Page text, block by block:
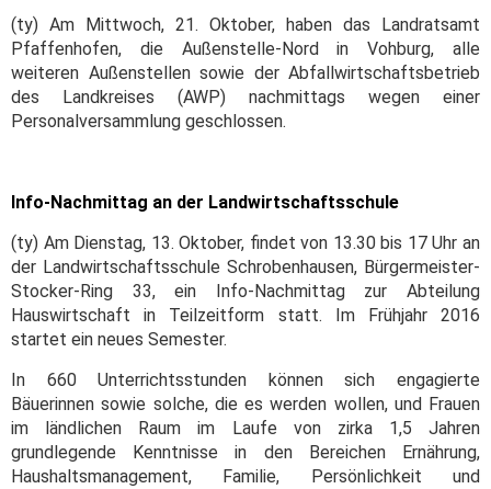
(ty) Am Mittwoch, 21. Oktober, haben das Landratsamt
Pfaffenhofen, die Außenstelle-Nord in Vohburg, alle
weiteren Außenstellen sowie der Abfallwirtschaftsbetrieb
des Landkreises (AWP) nachmittags wegen einer
Personalversammlung geschlossen.
Info-Nachmittag an der Landwirtschaftsschule
(ty) Am Dienstag, 13. Oktober, findet von 13.30 bis 17 Uhr an
der Landwirtschaftsschule Schrobenhausen, Bürgermeister-
Stocker-Ring 33, ein Info-Nachmittag zur Abteilung
Hauswirtschaft in Teilzeitform statt. Im Frühjahr 2016
startet ein neues Semester.
In 660 Unterrichtsstunden können sich engagierte
Bäuerinnen sowie solche, die es werden wollen, und Frauen
im ländlichen Raum im Laufe von zirka 1,5 Jahren
grundlegende Kenntnisse in den Bereichen Ernährung,
Haushaltsmanagement, Familie, Persönlichkeit und